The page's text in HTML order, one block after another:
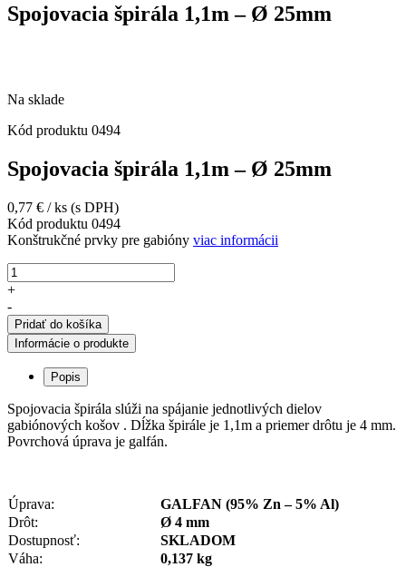
Spojovacia špirála 1,1m – Ø 25mm
Na sklade
Kód produktu 0494
Spojovacia špirála 1,1m – Ø 25mm
0,77 € / ks (s DPH)
Kód produktu 0494
Konštrukčné prvky pre gabióny viac informácii
množstvo
Spojovacia
1,1m
–
Ø
+
-
Pridať do košíka
Informácie o produkte
Popis
Spojovacia špirála slúži na spájanie jednotlivých dielov
gabiónových košov . Dĺžka špirále je 1,1m a priemer drôtu je 4 mm.
Povrchová úprava je galfán.
Úprava:
GALFAN (95% Zn – 5% Al)
Drôt:
Ø 4 mm
Dostupnosť:
SKLADOM
Váha:
0,137 kg